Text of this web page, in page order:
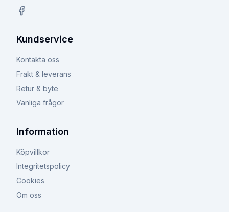
Kundservice
Kontakta oss
Frakt & leverans
Retur & byte
Vanliga frågor
Information
Köpvillkor
Integritetspolicy
Cookies
Om oss